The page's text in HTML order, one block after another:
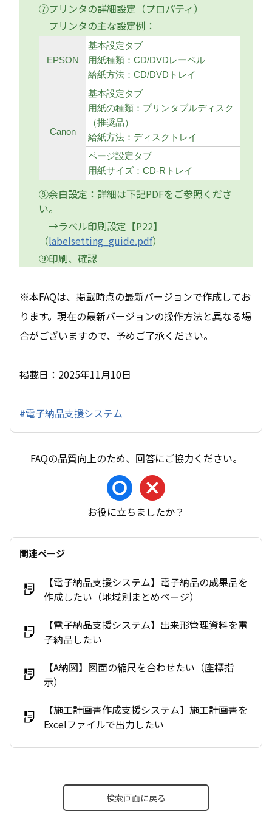
⑦プリンタの詳細設定（プロパティ）
プリンタの主な設定例：
EPSON
基本設定タブ
用紙種類：CD/DVDレーベル
給紙方法：CD/DVDトレイ
Canon
基本設定タブ
用紙の種類：プリンタブルディスク
（推奨品）
給紙方法：ディスクトレイ
ページ設定タブ
用紙サイズ：CD-Rトレイ
⑧余白設定：詳細は下記PDFをご参照くださ
い。
→ラベル印刷設定【P22】
（labelsetting_guide.pdf）
⑨印刷、確認
※本FAQは、掲載時点の最新バージョンで作成してお
ります。現在の最新バージョンの操作方法と異なる場
合がございますので、予めご了承ください。
掲載日：2025年11月10日
#電子納品支援システム
お役に立ちましたか？
関連ページ
【電子納品支援システム】電子納品の成果品を
作成したい（地域別まとめページ）
【電子納品支援システム】出来形管理資料を電
子納品したい
【A納図】図面の縮尺を合わせたい（座標指
示）
【施工計画書作成支援システム】施工計画書を
Excelファイルで出力したい
検索画面に戻る